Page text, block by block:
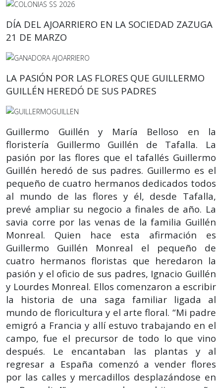
DÍA DEL AJOARRIERO EN LA SOCIEDAD ZAZUGA
21 DE MARZO
LA PASIÓN POR LAS FLORES QUE GUILLERMO
GUILLÉN HEREDÓ DE SUS PADRES
Guillermo Guillén y María Belloso en la
floristería Guillermo Guillén de Tafalla. La
pasión por las flores que el tafallés Guillermo
Guillén heredó de sus padres. Guillermo es el
pequeño de cuatro hermanos dedicados todos
al mundo de las flores y él, desde Tafalla,
prevé ampliar su negocio a finales de año. La
savia corre por las venas de la familia Guillén
Monreal. Quien hace esta afirmación es
Guillermo Guillén Monreal el pequeño de
cuatro hermanos floristas que heredaron la
pasión y el oficio de sus padres, Ignacio Guillén
y Lourdes Monreal. Ellos comenzaron a escribir
la historia de una saga familiar ligada al
mundo de floricultura y el arte floral. “Mi padre
emigró a Francia y allí estuvo trabajando en el
campo, fue el precursor de todo lo que vino
después. Le encantaban las plantas y al
regresar a España comenzó a vender flores
por las calles y mercadillos desplazándose en